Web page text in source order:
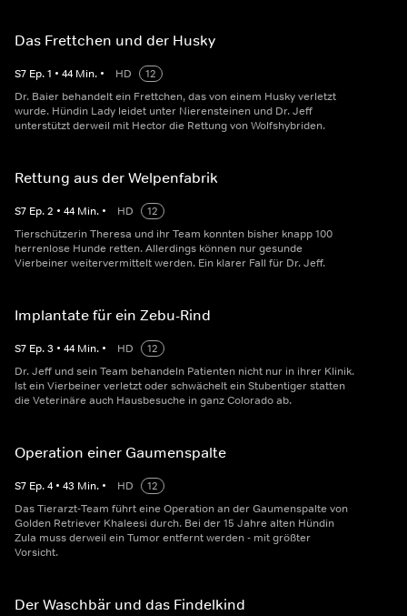
Das Frettchen und der Husky
S7 Ep.1 • 44 Min. • HD
12
Dr. Baier behandelt ein Frettchen, das von einem Husky verletzt
wurde. Hündin Lady leidet unter Nierensteinen und Dr. Jeff
unterstützt derweil mit Hector die Rettung von Wolfshybriden.
Rettung aus der Welpenfabrik
S7 Ep.2 • 44 Min. • HD
12
Tierschützerin Theresa und ihr Team konnten bisher knapp 100
herrenlose Hunde retten. Allerdings können nur gesunde
Vierbeiner weitervermittelt werden. Ein klarer Fall für Dr. Jeff.
Implantate für ein Zebu-Rind
S7 Ep.3 • 44 Min. • HD
12
Dr. Jeff und sein Team behandeln Patienten nicht nur in ihrer Klinik.
Ist ein Vierbeiner verletzt oder schwächelt ein Stubentiger statten
die Veterinäre auch Hausbesuche in ganz Colorado ab.
Operation einer Gaumenspalte
S7 Ep.4 • 43 Min. • HD
12
Das Tierarzt-Team führt eine Operation an der Gaumenspalte von
Golden Retriever Khaleesi durch. Bei der 15 Jahre alten Hündin
Zula muss derweil ein Tumor entfernt werden - mit größter
Vorsicht.
Der Waschbär und das Findelkind